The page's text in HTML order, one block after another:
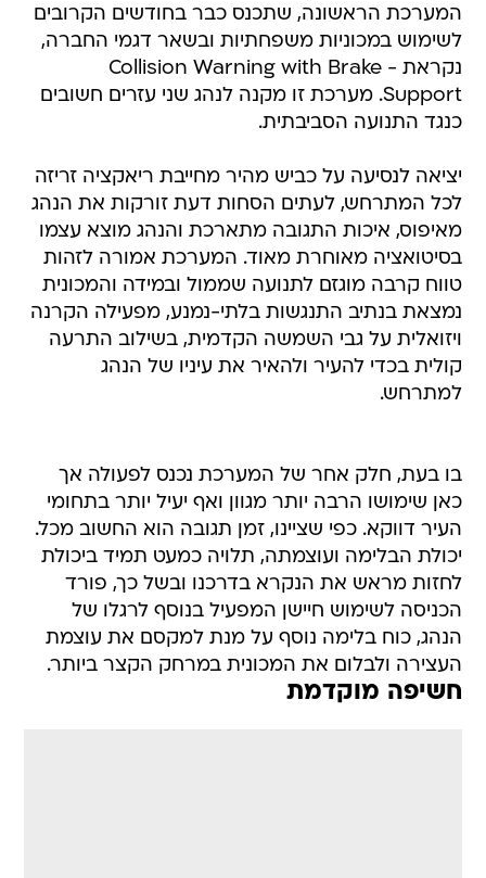
המערכת הראשונה, שתכנס כבר בחודשים הקרובים
לשימוש במכוניות משפחתיות ובשאר דגמי החברה,
נקראת - Collision Warning with Brake
Support. מערכת זו מקנה לנהג שני עזרים חשובים
כנגד התנועה הסביבתית.
יציאה לנסיעה על כביש מהיר מחייבת ריאקציה זריזה
לכל המתרחש, לעתים הסחות דעת זורקות את הנהג
מאיפוס, איכות התגובה מתארכת והנהג מוצא עצמו
בסיטואציה מאוחרת מאוד. המערכת אמורה לזהות
טווח קרבה מוגזם לתנועה שממול ובמידה והמכונית
נמצאת בנתיב התנגשות בלתי-נמנע, מפעילה הקרנה
ויזואלית על גבי השמשה הקדמית, בשילוב התרעה
קולית בכדי להעיר ולהאיר את עיניו של הנהג
למתרחש.
בו בעת, חלק אחר של המערכת נכנס לפעולה אך
כאן שימושו הרבה יותר מגוון ואף יעיל יותר בתחומי
העיר דווקא. כפי שציינו, זמן תגובה הוא החשוב מכל.
יכולת הבלימה ועוצמתה, תלויה כמעט תמיד ביכולת
לחזות מראש את הנקרא בדרכנו ובשל כך, פורד
הכניסה לשימוש חיישן המפעיל בנוסף לרגלו של
הנהג, כוח בלימה נוסף על מנת למקסם את עוצמת
העצירה ולבלום את המכונית במרחק הקצר ביותר.
חשיפה מוקדמת